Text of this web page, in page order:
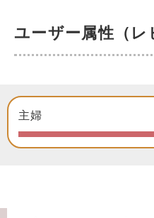
ユーザー属性（レ
主婦